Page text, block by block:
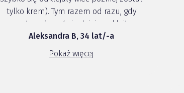
tylko krem). Tym razem od razu, gdy
poczułam, że coś się dzieje nakleiłam
plaster. Opryszczka po trzech dniach
zmniejszyłą sie, nie powstał strup,
wszystko ładnie się goi. Plaster nie...
Aleksandra B, 34 lat/-a
Pokaż więcej